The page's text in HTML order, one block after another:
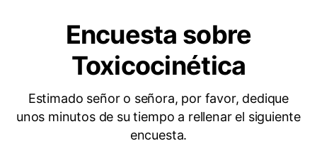
Encuesta sobre
Toxicocinética
Estimado señor o señora, por favor, dedique
unos minutos de su tiempo a rellenar el siguiente
encuesta.